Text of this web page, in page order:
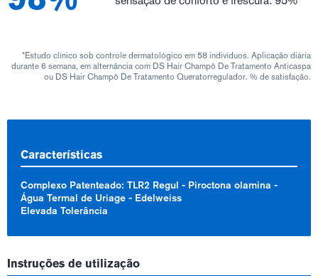
*Estudo clínico sob controle dermatológico em 58 indivíduos. Aplicação diária
durante 6 semana, em alternância com DS Hair Champô De Tratamento Anticaspa
ou DS Hair Champô De Tratamento Queratorregulador. % de satisfação.
Características
Complexo Patenteado: TLR2 Regul - Piroctona olamina -
Água Termal de Uriage - Edelweiss
Elevada Tolerância
Instruções de utilização